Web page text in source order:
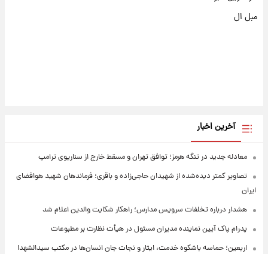
مبل ال
آخرین اخبار
معادله جدید در تنگه هرمز؛ توافق تهران و مسقط خارج از سناریوی ترامپ
تصاویر کمتر دیده‌شده از شهیدان حاجی‌زاده و باقری؛ فرماندهان شهید هوافضای
ایران
هشدار درباره تخلفات سرویس مدارس؛ راهکار شکایت والدین اعلام شد
پدرام پاک آیین نماینده مدیران مسئول در هیأت نظارت بر مطبوعات
اربعین؛ حماسه باشکوه خدمت، ایثار و نجات جان انسان‌ها در مکتب سیدالشهدا